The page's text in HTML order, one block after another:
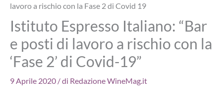
Istituto Espresso Italiano: “Bar
e posti di lavoro a rischio con la
‘Fase 2’ di Covid-19”
9 Aprile 2020 / di Redazione WineMag.it